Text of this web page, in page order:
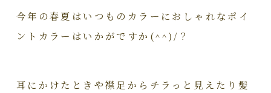
今年の春夏はいつものカラーにおしゃれなポイ
ントカラーはいかがですか(^^)/？
耳にかけたときや襟足からチラっと見えたり髪